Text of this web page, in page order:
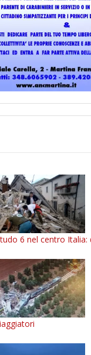
6 nel centro Italia: